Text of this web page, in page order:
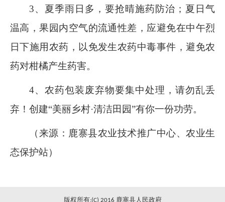
3、夏季雨日多，要抢晴施药防治；夏日气
温高，果园内空气的流通性差，应避免在中午烈
日下施用农药，以免发生农药中毒事件，避免农
药对柑橘产生药害。
4、农药包装废弃物要集中处理，请勿乱丢
弃！创建“美丽乡村·清洁田园”有你一份功劳。
（来源：鹿寨县农业技术推广中心、农业生
态保护站）
版权所有:(C) 2016 鹿寨县人民政府